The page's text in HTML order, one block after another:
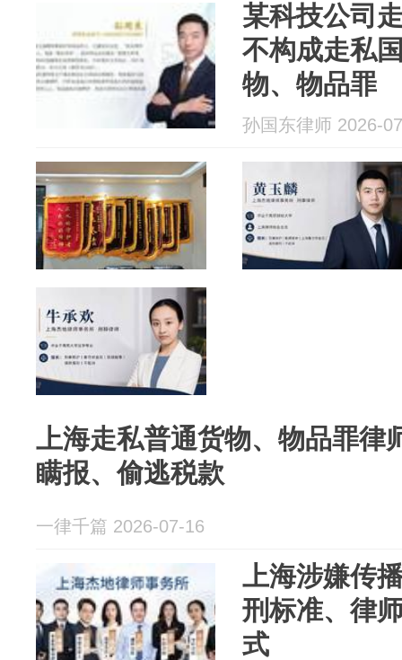
某科技公司
不构成走私
物、物品罪
孙国东律师 2026-
上海走私普通货物、物品罪律
瞒报、偷逃税款
一律千篇 2026-07-16
上海涉嫌传
刑标准、律
式